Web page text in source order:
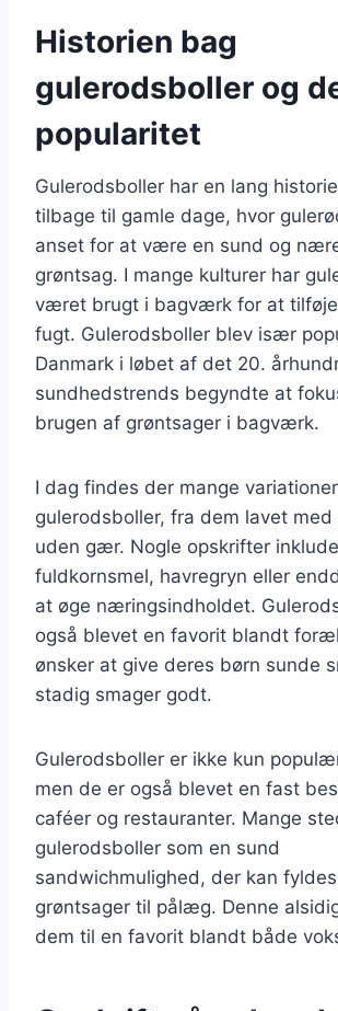
Historien bag
gulerodsboller og
popularitet
Gulerodsboller har en lang
tilbage til gamle dage, hvor
anset for at være en sund og
grøntsag. I mange kulturer har
været brugt i bagværk for at
fugt. Gulerodsboller blev især
Danmark i løbet af det 20.
sundhedstrends begyndte at
brugen af grøntsager i bagværk.
I dag findes der mange
gulerodsboller, fra dem lavet
uden gær. Nogle opskrifter
fuldkornsmel, havregryn eller
at øge næringsindholdet.
også blevet en favorit blandt
ønsker at give deres børn sunde
stadig smager godt.
Gulerodsboller er ikke kun
men de er også blevet en fast
caféer og restauranter. Mange
gulerodsboller som en sund
sandwichmulighed, der kan
grøntsager til pålæg. Denne
dem til en favorit blandt både